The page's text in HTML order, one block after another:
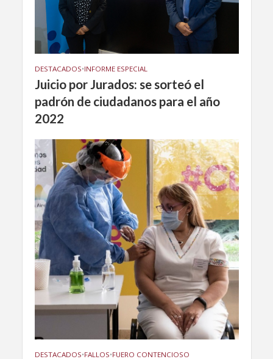
DESTACADOS•INFORME ESPECIAL
Juicio por Jurados: se sorteó el
padrón de ciudadanos para el año
2022
DESTACADOS•FALLOS•FUERO CONTENCIOSO